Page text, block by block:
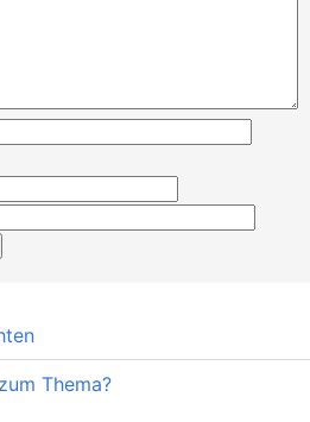
Thema?